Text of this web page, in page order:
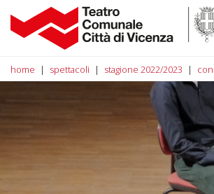
home spettacoli stagione 2022/2023